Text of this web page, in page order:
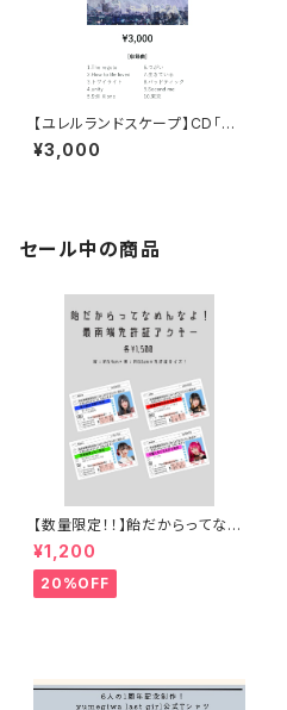
【ユレルランドスケープ】CD「M
ASTER PLAN」
¥3,000
セール中の商品
【数量限定！！】飴だからってなめ
んなよ！最南端免許証アクキー
¥1,200
20%OFF